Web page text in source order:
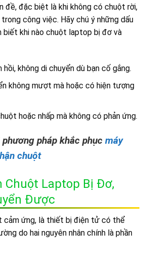
đề, đặc biệt là khi không có chuột rời,
công việc. Hãy chú ý những dấu
biết khi nào chuột laptop bị đơ và
hồi, không di chuyển dù bạn cố gắng.
không mượt mà hoặc có hiện tượng
hoặc nhấp mà không có phản ứng.
pháp khắc phục máy
chuột
Chuột Laptop Bị Đơ,
Được
cảm ứng, là thiết bị điện tử có thể
do hai nguyên nhân chính là phần